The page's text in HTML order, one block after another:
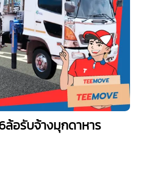
ล้อรับจ้างมุกดาหาร